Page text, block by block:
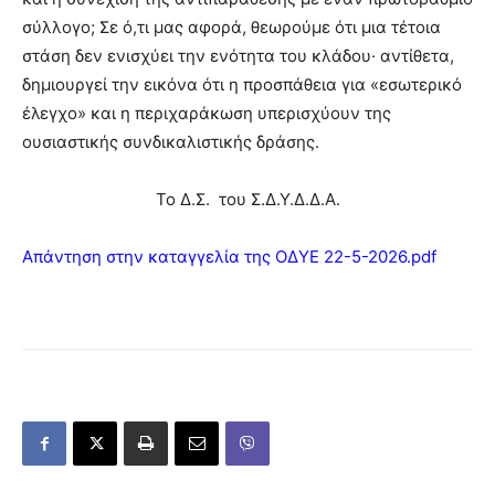
σύλλογο; Σε ό,τι μας αφορά, θεωρούμε ότι μια τέτοια
στάση δεν ενισχύει την ενότητα του κλάδου· αντίθετα,
δημιουργεί την εικόνα ότι η προσπάθεια για «εσωτερικό
έλεγχο» και η περιχαράκωση υπερισχύουν της
ουσιαστικής συνδικαλιστικής δράσης.
Το Δ.Σ. του Σ.Δ.Υ.Δ.Δ.Α.
Απάντηση στην καταγγελία της ΟΔΥΕ 22-5-2026.pdf